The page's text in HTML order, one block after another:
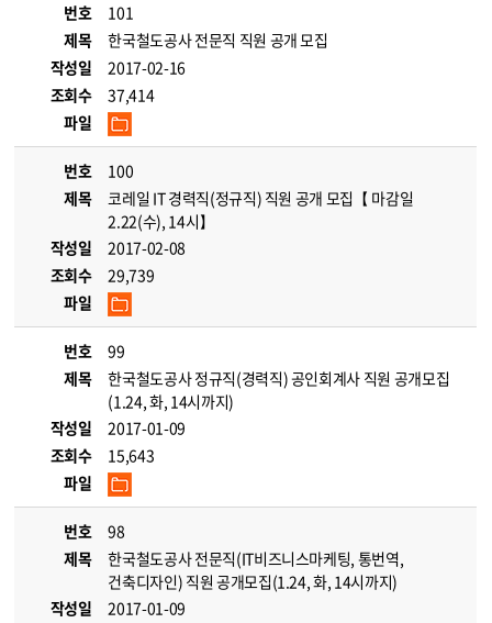
번호
101
제목
한국철도공사 전문직 직원 공개 모집
작성일
2017-02-16
조회수
37,414
파일
번호
100
제목
코레일 IT 경력직(정규직) 직원 공개 모집【 마감일
2.22(수), 14시】
작성일
2017-02-08
조회수
29,739
파일
번호
99
제목
한국철도공사 정규직(경력직) 공인회계사 직원 공개모집
(1.24, 화, 14시까지)
작성일
2017-01-09
조회수
15,643
파일
번호
98
제목
한국철도공사 전문직(IT비즈니스마케팅, 통번역,
건축디자인) 직원 공개모집(1.24, 화, 14시까지)
작성일
2017-01-09